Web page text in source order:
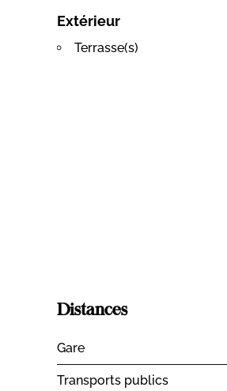
Extérieur
Terrasse(s)
Distances
Gare
Transports publics